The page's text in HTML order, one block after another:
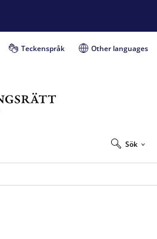
Teckenspråk Other languages
Sök